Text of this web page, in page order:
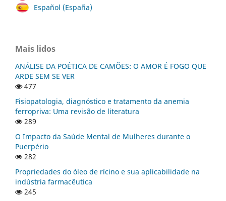
Español (España)
Mais lidos
ANÁLISE DA POÉTICA DE CAMÕES: O AMOR É FOGO QUE
ARDE SEM SE VER
477
Fisiopatologia, diagnóstico e tratamento da anemia
ferropriva: Uma revisão de literatura
289
O Impacto da Saúde Mental de Mulheres durante o
Puerpério
282
Propriedades do óleo de rícino e sua aplicabilidade na
indústria farmacêutica
245